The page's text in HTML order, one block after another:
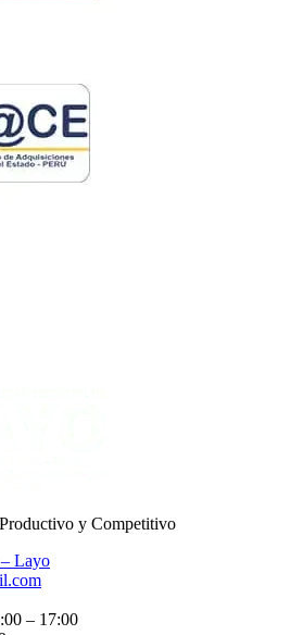
y Competitivo
Layo
– 17:00